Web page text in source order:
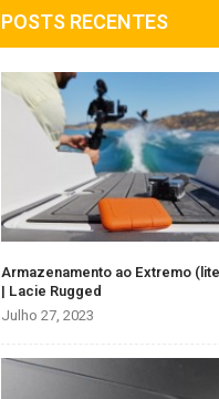
POSTS RECENTES
Armazenamento ao Extremo
| Lacie Rugged
Julho 27, 2023